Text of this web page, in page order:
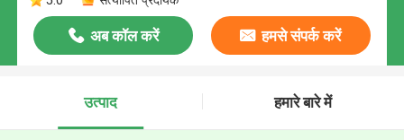
अब कॉल करें हमसे संपर्क करें
उत्पाद हमारे बारे में